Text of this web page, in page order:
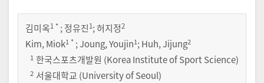
김미옥1 * ;정유진1;허지정2
Kim, Miok1 * ; Joung, Youjin1; Huh, Jijung2
1 한국스포츠개발원 (Korea Institute of Sport Science)
2 서울대학교 (University of Seoul)